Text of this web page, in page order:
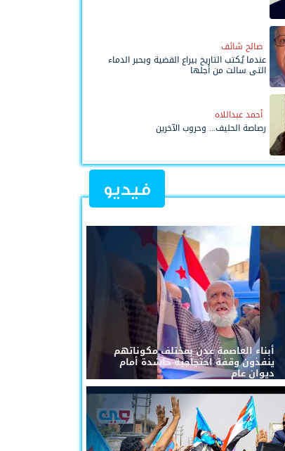
صالح شائف
عندما يُكتب التاريخ بيراع القضية وبحبر الدماء
التي سالت من أجلها
أحمد عبداللاه
رصاصة الحليف... وحروب الآخرين
فيديو
أبناء العاصمة عدن بمختلف مكوناتهم
ينفذون وقفة احتجاجية حاشدة أمام
ديوان عام